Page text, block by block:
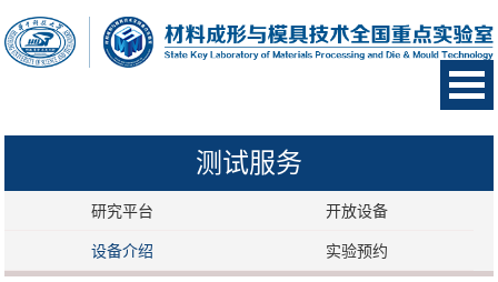
测试服务
研究平台 开放设备
设备介绍 实验预约